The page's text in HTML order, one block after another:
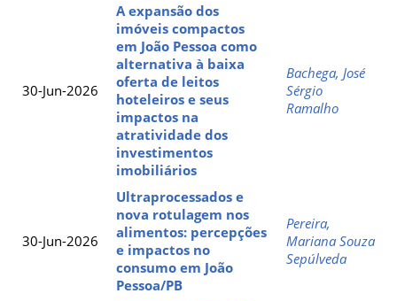
30-Jun-2026
A expansão dos
imóveis compactos
em João Pessoa como
alternativa à baixa
oferta de leitos
hoteleiros e seus
impactos na
atratividade dos
investimentos
imobiliários
Bachega, José
Sérgio
Ramalho
30-Jun-2026
Ultraprocessados e
nova rotulagem nos
alimentos: percepções
e impactos no
consumo em João
Pessoa/PB
Pereira,
Mariana Souza
Sepúlveda